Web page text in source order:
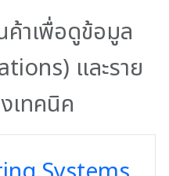
าเพื่อดูข้อมูล
และราย
เทคนิค